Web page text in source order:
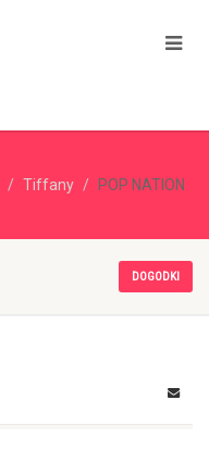
Tiffany POP NATION
DOGODKI